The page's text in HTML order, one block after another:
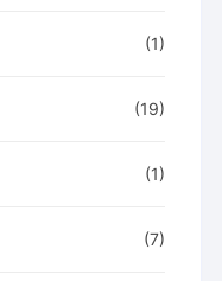
(1)
(19)
(1)
(7)